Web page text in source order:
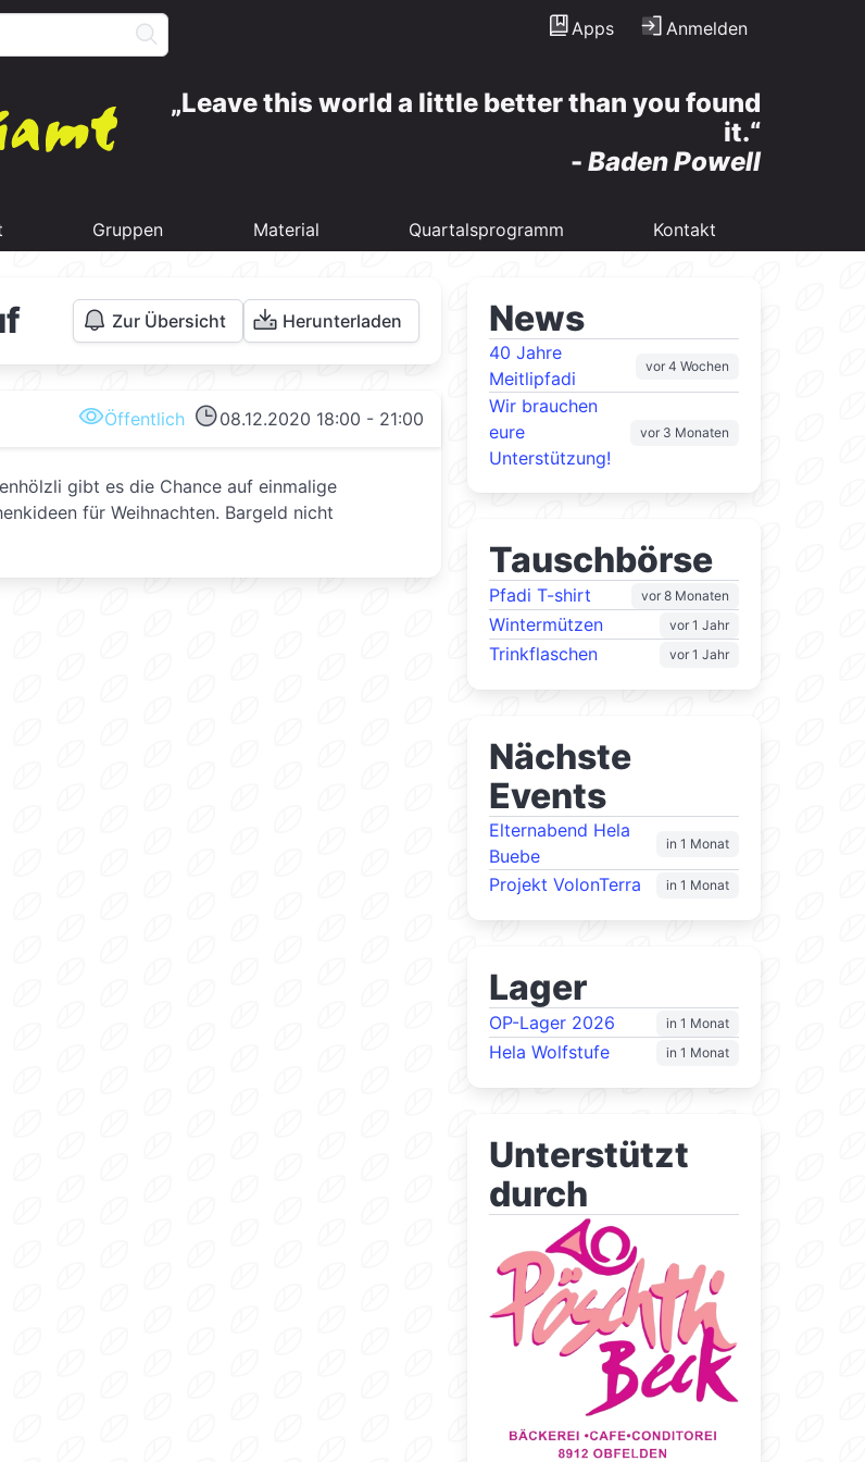
Apps Anmelden
Leave this world a little better than you found
it.
- Baden Powell
Gruppen Material Quartalsprogramm Kontakt
Zur Übersicht Herunterladen
Öffentlich 08.12.2020 18:00 - 21:00
gibt es die Chance auf einmalige
für Weihnachten. Bargeld nicht
News
40 Jahre
Meitlipfadi
vor 4 Wochen
Wir brauchen
eure
Unterstützung!
vor 3 Monaten
Tauschbörse
Pfadi T-shirt vor 8 Monaten
Wintermützen vor 1 Jahr
Trinkflaschen vor 1 Jahr
Nächste
Events
Elternabend Hela
Buebe
in 1 Monat
Projekt VolonTerra in 1 Monat
Lager
OP-Lager 2026 in 1 Monat
Hela Wolfstufe in 1 Monat
Unterstützt
durch